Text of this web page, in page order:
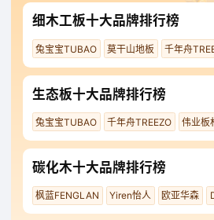
细木工板十大品牌排行榜
兔宝宝TUBAO 莫干山地板 千年舟
生态板十大品牌排行榜
兔宝宝TUBAO 千年舟TREEZO 伟业板
碳化木十大品牌排行榜
枫蓝FENGLAN Yiren怡人 欧亚华森